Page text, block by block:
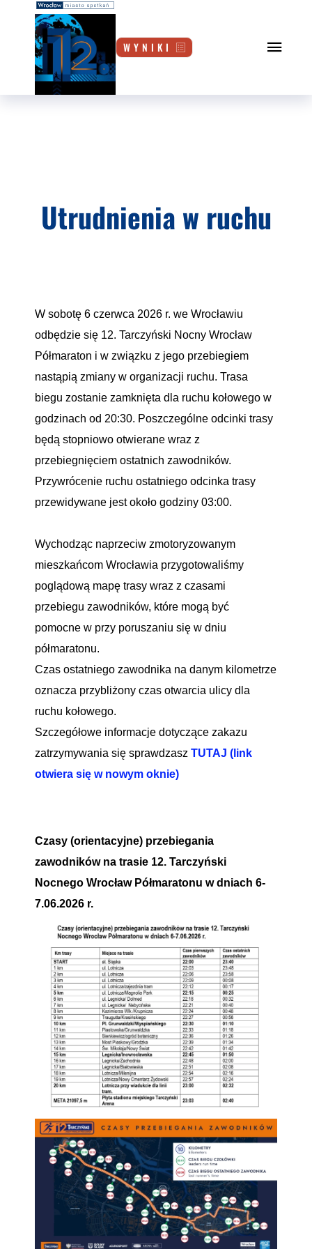
W Y N I K I
Utrudnienia w ruchu
W sobotę 6 czerwca 2026 r. we Wrocławiu
odbędzie się 12. Tarczyński Nocny Wrocław
Półmaraton i w związku z jego przebiegiem
nastąpią zmiany w organizacji ruchu. Trasa
biegu zostanie zamknięta dla ruchu kołowego w
godzinach od 20:30. Poszczególne odcinki trasy
będą stopniowo otwierane wraz z
przebiegnięciem ostatnich zawodników.
Przywrócenie ruchu ostatniego odcinka trasy
przewidywane jest około godziny 03:00.
Wychodząc naprzeciw zmotoryzowanym
mieszkańcom Wrocławia przygotowaliśmy
poglądową mapę trasy wraz z czasami
przebiegu zawodników, które mogą być
pomocne w przy poruszaniu się w dniu
półmaratonu.
Czas ostatniego zawodnika na danym kilometrze
oznacza przybliżony czas otwarcia ulicy dla
ruchu kołowego.
Szczegółowe informacje dotyczące zakazu
zatrzymywania się sprawdzasz TUTAJ (link
otwiera się w nowym oknie)
Czasy (orientacyjne) przebiegania
zawodników na trasie 12. Tarczyński
Nocnego Wrocław Półmaratonu w dniach 6-
7.06.2026 r.